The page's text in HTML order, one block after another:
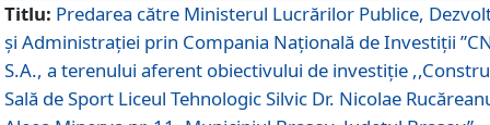
Titlu: Predarea către Ministerul Lucrărilor Publice,
și Administrației prin Compania Naţională de Investiţii
S.A., a terenului aferent obiectivului de investiţie
Sală de Sport Liceul Tehnologic Silvic Dr. Nicolae